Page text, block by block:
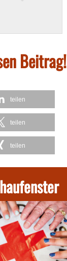
Beitrag!
teilen
teilen
teilen